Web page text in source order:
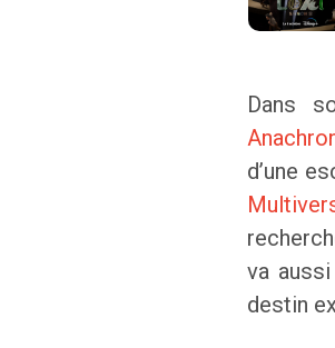
Dans
d’une
va
destin